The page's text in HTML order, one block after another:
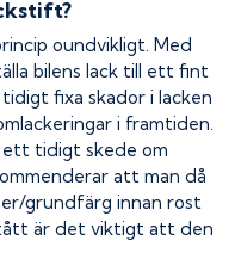
oundvikligt. Med
bilens lack till ett fint
fixa skador i lacken
i framtiden.
tidigt skede om
att man då
grundfärg innan rost
är det viktigt att den